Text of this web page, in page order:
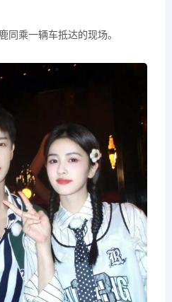
同乘一辆车抵达的现场。